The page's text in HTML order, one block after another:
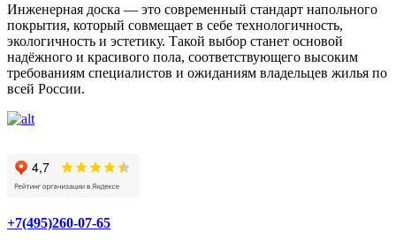
Инженерная доска — это современный стандарт напольного
покрытия, который совмещает в себе технологичность,
экологичность и эстетику. Такой выбор станет основой
надёжного и красивого пола, соответствующего высоким
требованиям специалистов и ожиданиям владельцев жилья по
всей России.
+7(495)260-07-65